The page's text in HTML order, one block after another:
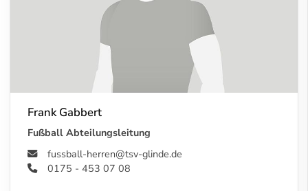
Frank Gabbert
Fußball Abteilungsleitung
fussball-herren@tsv-glinde.de
0175 - 453 07 08